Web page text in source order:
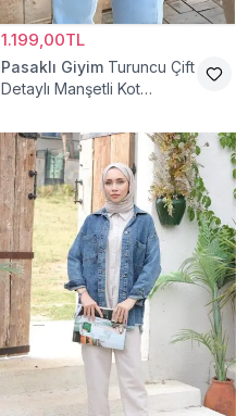
1.199,00TL
Pasaklı Giyim Turuncu Çift
Detaylı Manşetli Kot